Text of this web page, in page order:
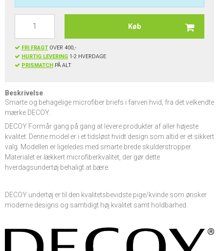
Køb
FRI FRAGT OVER 400,-
HURTIG LEVERING 1-2 HVERDAGE
PRISMATCH PÅ ALT
Beskrivelse
Smarte og behagelige microfiber briefs i farven hvid, fra det velkendte
mærke DECOY.
DECOY Formår gang på gang at levere produkter af aller højeste
kvalitet. Denne model er i et tidsløst hvidt design som altid er et sikkert
valg. Modellen er ligeledes med smarte brede skulderstropper.
Materialet er lækkert microfiberkvalitet, der gør dette
hverdagsundertøj behaligt at bære.
DECOY undertøj er til den kvalitetsbevidste pige/kvinde som ønsker
moderne designs og samtidigt høj kvalitet samt holdbarhed.